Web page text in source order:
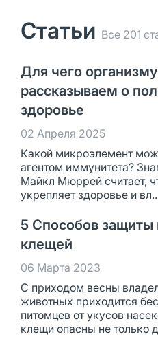
Статьи Все 201
Для чего
рассказываем о
здоровье
02 Апреля 2025
Какой микроэлемент
агентом иммунитета?
Майкл Мюррей считает,
укрепляет здоровье и
5 Способов защиты
клещей
06 Марта 2023
С приходом весны
животных приходится
питомцев от укусов
клещи опасны не только